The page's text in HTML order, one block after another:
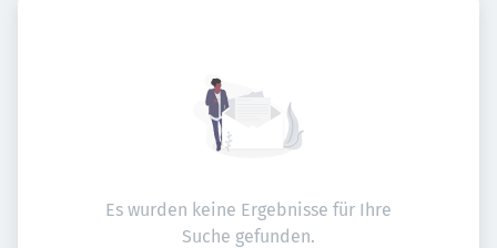
Es wurden keine Ergebnisse für Ihre
Suche gefunden.